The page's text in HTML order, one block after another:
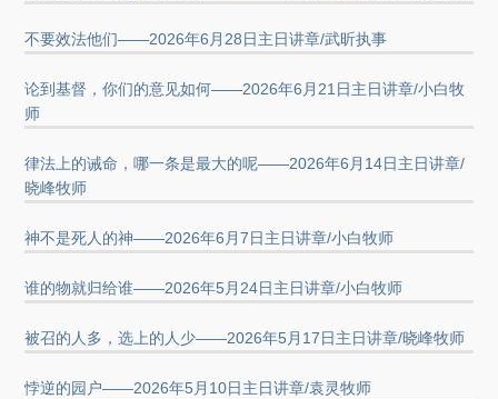
不要效法他们——2026年6月28日主日讲章/武昕执事
论到基督，你们的意见如何——2026年6月21日主日讲章/小白牧
师
律法上的诫命，哪一条是最大的呢——2026年6月14日主日讲章/
晓峰牧师
神不是死人的神——2026年6月7日主日讲章/小白牧师
谁的物就归给谁——2026年5月24日主日讲章/小白牧师
被召的人多，选上的人少——2026年5月17日主日讲章/晓峰牧师
悖逆的园户——2026年5月10日主日讲章/袁灵牧师